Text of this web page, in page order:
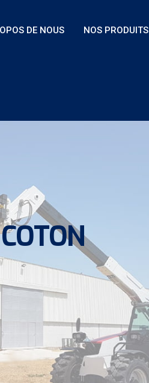
DE NOUS NOS PRODUITS